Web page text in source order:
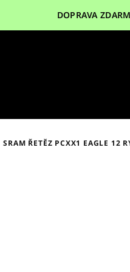
DOPRAVA
SRAM ŘETĚZ PCXX1 EAGLE 12